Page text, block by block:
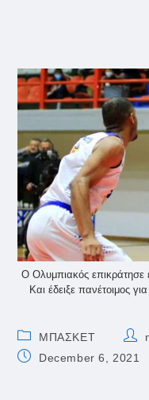
Ο Ολυμπιακός επικράτησε
Και έδειξε πανέτοιμος
Post
category:
ΜΠΑΣΚΕΤ
Post
PostDecember 6, 2021